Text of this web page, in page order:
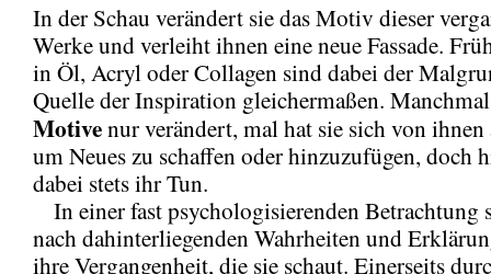
In der Schau verändert sie das Motiv dieser
Werke und verleiht ihnen eine neue Fassade.
in Öl, Acryl oder Collagen sind dabei der
Quelle der Inspiration gleichermaßen.
Motivenur verändert, mal hat sie sich von ihnen
um Neues zu schaffen oder hinzuzufügen, doch
dabei stets ihr Tun.
In einer fast psychologisierenden Betrachtung
nach dahinterliegenden Wahrheiten und
ihre Vergangenheit, die sie schaut. Einerseits